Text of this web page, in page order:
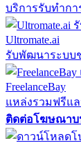
บริการรับทำก
Ultromate.ai
รับพัฒนาระบบ
FreelanceBay
แหล่งรวมฟรีแ
ติดต่อโฆษณา